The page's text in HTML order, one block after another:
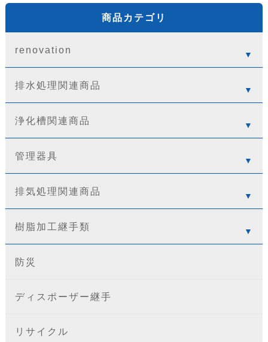
商品カテゴリ
renovation
排水処理関連商品
浄化槽関連商品
管理器具
排気処理関連商品
樹脂加工継手類
防災
ディスポーザー継手
リサイクル